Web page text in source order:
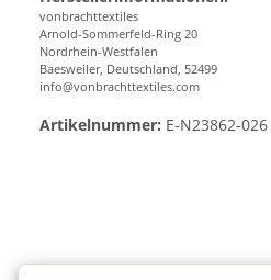
vonbrachttextiles
Arnold-Sommerfeld-Ring 20
Nordrhein-Westfalen
Baesweiler, Deutschland, 52499
info@vonbrachttextiles.com
Artikelnummer: E-N23862-026